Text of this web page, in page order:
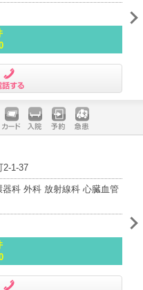
クレジッ
入院 予約 急患
2-1-37
科 外科 放射線科 心臓血管